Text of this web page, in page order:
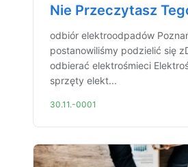
Nie Przeczytasz
odbiór elektroodpadów
postanowiliśmy podzielić się
odbierać elektrośmieci
sprzęty elekt...
30.11.-0001